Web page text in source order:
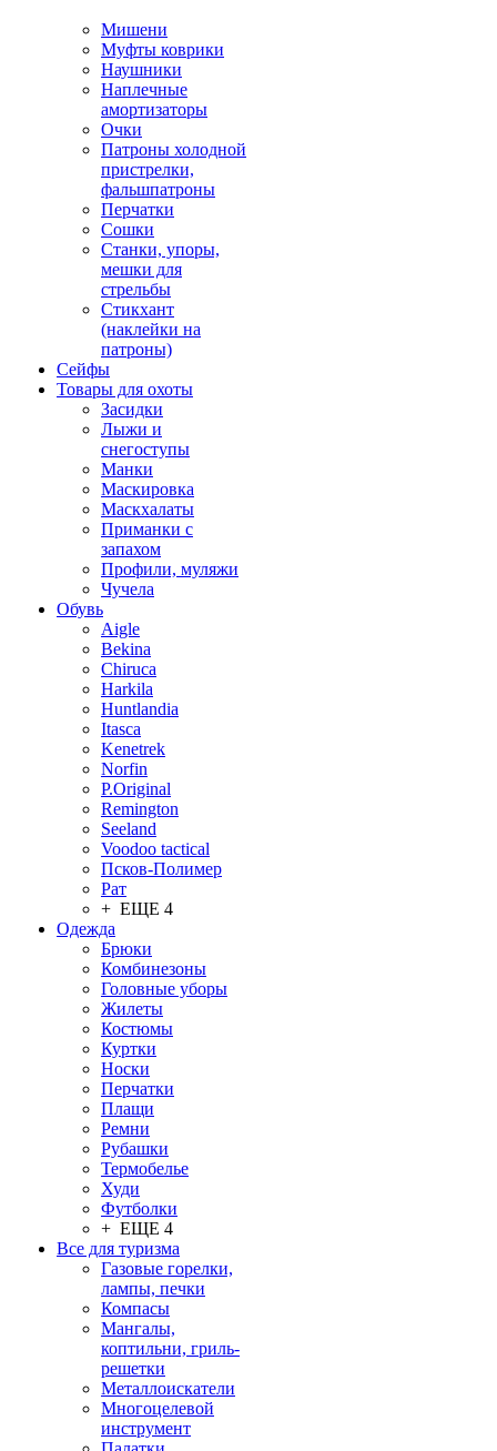
Мишени
Муфты коврики
Наушники
Наплечные
амортизаторы
Очки
Патроны холодной
пристрелки,
фальшпатроны
Перчатки
Сошки
Станки, упоры,
мешки для
стрельбы
Стикхант
(наклейки на
патроны)
Сейфы
Товары для охоты
Засидки
Лыжи и
снегоступы
Манки
Маскировка
Маскхалаты
Приманки с
запахом
Профили, муляжи
Чучела
Обувь
Aigle
Bekina
Chiruсa
Harkila
Huntlandia
Itasca
Kenetrek
Norfin
P.Original
Remington
Seeland
Voodoo tactical
Псков-Полимер
Рат
+ ЕЩЕ 4
Одежда
Брюки
Комбинезоны
Головные уборы
Жилеты
Костюмы
Куртки
Носки
Перчатки
Плащи
Ремни
Рубашки
Термобелье
Худи
Футболки
+ ЕЩЕ 4
Все для туризма
Газовые горелки,
лампы, печки
Компасы
Мангалы,
коптильни, гриль-
решетки
Металлоискатели
Многоцелевой
инструмент